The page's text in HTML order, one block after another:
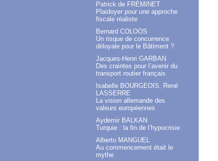
Patrick de FRÉMINET
Plaidoyer pour une approche
fiscale réaliste
Bernard COLOOS
Un risque de concurrence
déloyale pour le Bâtiment ?
Jacques-Henri GARBAN
Des craintes pour l’avenir du
transport routier français
Isabelle BOURGEOIS, René
LASSERRE
La vision allemande des
valeurs européennes
Aydemir BALKAN
Turquie : la fin de l’hypocrisie
Alberto MANGUEL
Au commencement était le
mythe